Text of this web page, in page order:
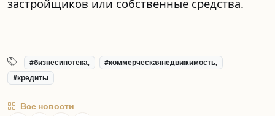
застройщиков или собственные средства.
#бизнесипотека,
#коммерческаянедвижимость,
#кредиты
Все новости